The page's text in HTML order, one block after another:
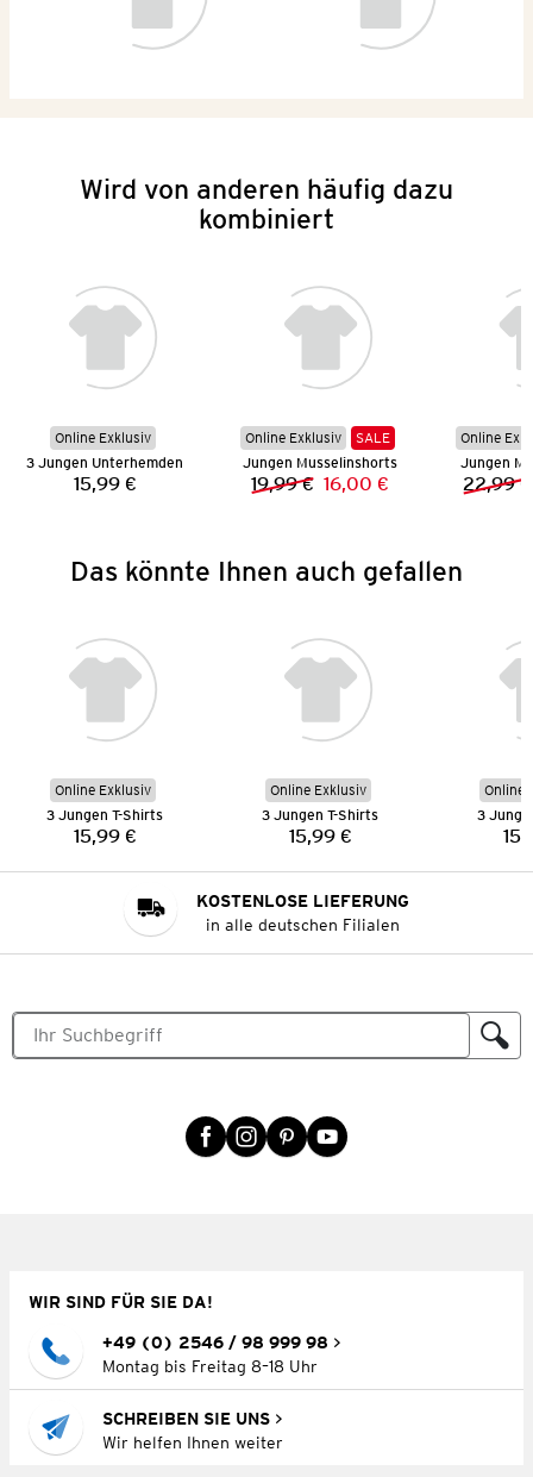
Wird von anderen häufig dazu
kombiniert
Online Exklusiv
3 Jungen Unterhemden
Preis:
15,99 €
Online Exklusiv
SALE
Jungen Musselinshorts
Vorheriger Preis:
19,99 € Neuer Preis:
16,00 €
Online
Jungen
22,99 €
Das könnte Ihnen auch gefallen
Online Exklusiv
3 Jungen T-Shirts
Preis:
15,99 €
Online Exklusiv
3 Jungen T-Shirts
Preis:
15,99 €
Online
3
KOSTENLOSE LIEFERUNG
in alle deutschen Filialen
WIR SIND FÜR SIE DA!
+49 (0) 2546 / 98 999 98
Montag bis Freitag 8–18 Uhr
SCHREIBEN SIE UNS
Wir helfen Ihnen weiter